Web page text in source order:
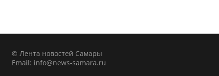
© Лента новостей Самары
Email: info@news-samara.ru